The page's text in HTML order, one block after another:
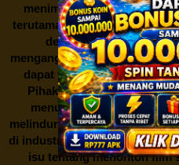
menimbulkan kontroversi
terutama produsen film dan
dengan maraknya
menganggapnya sebagai
dapat merugikan industri
Pihak berwenang pun
menutup situs-situs ilegal
melindungi keberlangsungan
di industri hiburan. Konflik
isu tentang menonton film